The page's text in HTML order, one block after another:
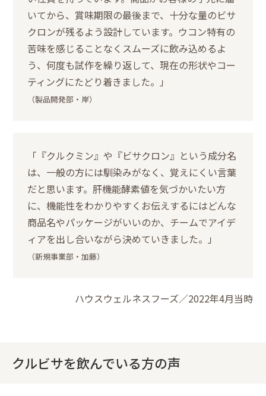
いてから、賞味期限の最後まで、十分な量のビサ
クロンが残るよう設計しています。ウコン特有の
苦味を感じることなくスムーズに飲み込めるよ
う、何度も試作を繰り返して、現在の形状やコー
ティングにたどり着きました。」
（製品開発部・岸）
「『クルクミン』や『ビサクロン』という成分名
は、一般の方には馴染みがなく、覚えにくい言葉
だと思います。肝機能酵素値を気づかいたい方
に、機能性をわかりやすくお伝えするにはどんな
商品名やパッケージがいいのか、チームでアイデ
ィアを出し合いながら決めていきました。」
（新規事業部・加藤）
ハウスウェルネスフーズ／2022年4月当時
クルビサを飲んでいる方の声